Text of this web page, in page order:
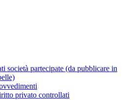
società partecipate (da pubblicare in
privato controllati